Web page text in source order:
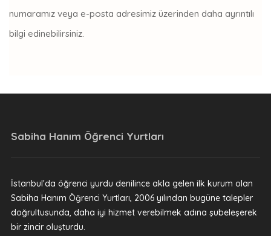
numaramız veya e-posta adresimiz üzerinden daha ayrıntılı
bilgi edinebilirsiniz.
Sabiha Hanım Öğrenci Yurtları
İstanbul'da öğrenci yurdu denilince akla gelen ilk kurum olan
Sabiha Hanım Öğrenci Yurtları, 2006 yılından bugüne talepler
doğrultusunda, daha iyi hizmet verebilmek adına şubeleşerek
bir zincir oluşturdu.